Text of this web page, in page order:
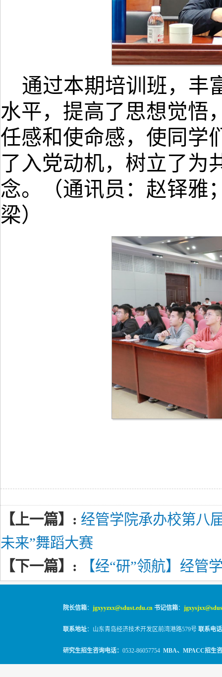
通过本期培训班，丰
水平，提高了思想觉悟
任感和使命感，使同学
了入党动机，树立了为
念。
（通讯员： 赵铎雅
梁）
【上一篇】: 经管学院承办校第八
未来”舞蹈大赛
【下一篇】:
【经“研”领航】经
院长信箱： jgxyyzxx@sdust.edu.cn 书记信箱：
联系地址：山东青岛经济技术开发区前湾港路579号 联系电话
研究生招生咨询电话： 0532-86057754 MBA、MPACC招生